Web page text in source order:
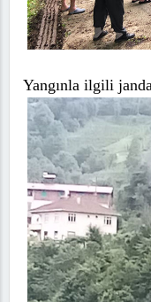
Yangınla ilgili